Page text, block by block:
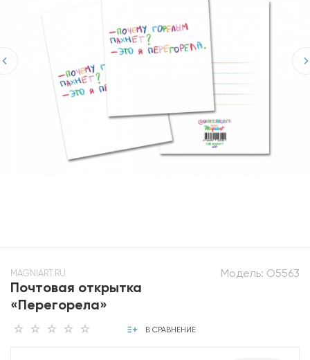
Модель: О5563
MAGNIART.RU
Почтовая открытка
«Перегорела»
В СРАВНЕНИЕ